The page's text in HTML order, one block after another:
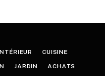
CUISINE
JARDIN ACHATS